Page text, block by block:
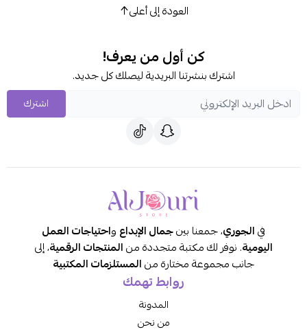
العودة إلى أعلى
كن أول من يعرف!
اشترك بنشرتنا البريدية ليصلك كل جديد.
اشترك
فيالجوري، جمعنا بينجمال الإبداع واحتياجات العمل
اليومية. نوفر لك مكتبة متجددة منالمنتجات الرقمية، إلى
جانب مجموعة مختارة منالمستلزمات المكتبية
روابط تهمك
المدونة
من نحن